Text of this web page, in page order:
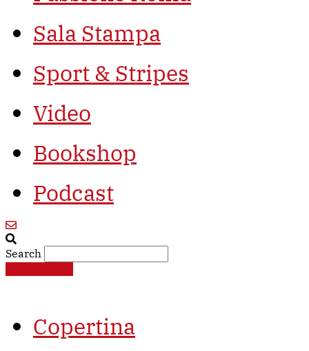
Sala Stampa
Sport & Stripes
Video
Bookshop
Podcast
Search
Copertina